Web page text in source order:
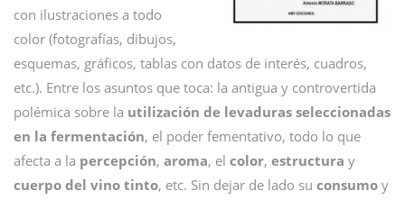
con ilustraciones a todo
color (fotografías, dibujos,
esquemas, gráficos, tablas con datos de interés, cuadros,
etc.). Entre los asuntos que toca: la antigua y controvertida
polémica sobre la utilización de levaduras seleccionadas
en la fermentación, el poder fementativo, todo lo que
afecta a la percepción, aroma, el color, estructura y
cuerpo del vino tinto, etc. Sin dejar de lado su consumo y